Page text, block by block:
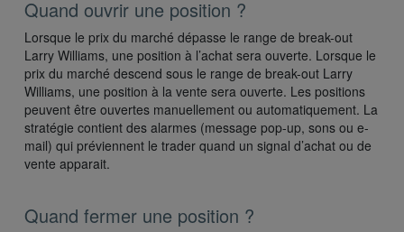
Quand ouvrir une position ?
Lorsque le prix du marché dépasse le range de break-out
Larry Williams, une position à l’achat sera ouverte. Lorsque le
prix du marché descend sous le range de break-out Larry
Williams, une position à la vente sera ouverte. Les positions
peuvent être ouvertes manuellement ou automatiquement. La
stratégie contient des alarmes (message pop-up, sons ou e-
mail) qui préviennent le trader quand un signal d’achat ou de
vente apparait.
Quand fermer une position ?